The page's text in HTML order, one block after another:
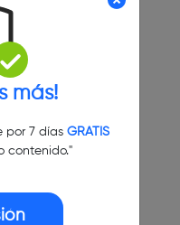
más!
7 días GRATIS
contenido."